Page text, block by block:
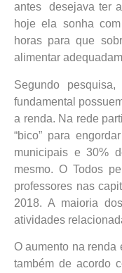
antes
desejava ter
hoje ela sonha
horas para que
alimentar
Segundo
fundamental
a renda. Na rede
“bico” para
municipais e 30%
mesmo. O Todos
professores nas
2018. A maioria
atividades
O aumento na renda
também de acordo